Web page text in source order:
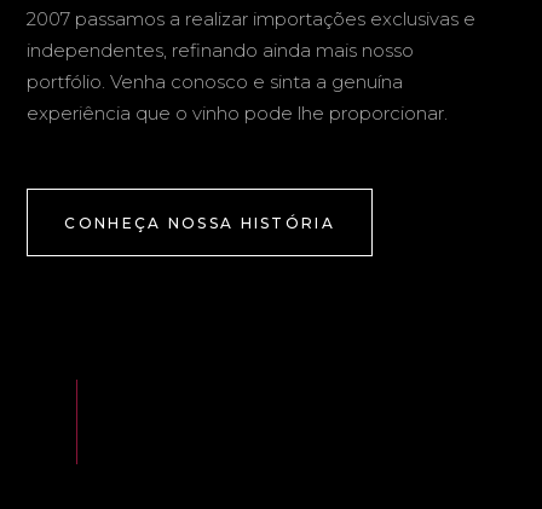
2007 passamos a realizar importações exclusivas e
independentes, refinando ainda mais nosso
portfólio. Venha conosco e sinta a genuína
experiência que o vinho pode lhe proporcionar.
CONHEÇA NOSSA HISTÓRIA